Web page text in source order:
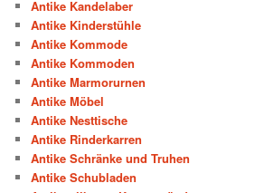
Antike Kandelaber
Antike Kinderstühle
Antike Kommode
Antike Kommoden
Antike Marmorurnen
Antike Möbel
Antike Nesttische
Antike Rinderkarren
Antike Schränke und Truhen
Antike Schubladen